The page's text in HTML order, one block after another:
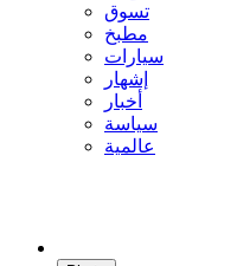
تسوق
مطبخ
سيارات
إشهار
أخبار
سياسة
عالمية